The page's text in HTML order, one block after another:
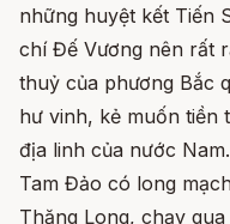
những huyệt kết Tiến
chí Đế Vương nên rất
thuỷ của phương Bắc
hư vinh, kẻ muốn tiền
địa linh của nước
Tam Đảo có long
Thăng Long, chạy